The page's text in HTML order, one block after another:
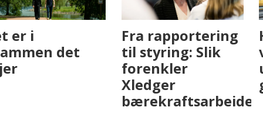
Fenistra endrer
eiendomsbransjen
med AI. Slik ser vi
Det er i
Drammen det
skjer